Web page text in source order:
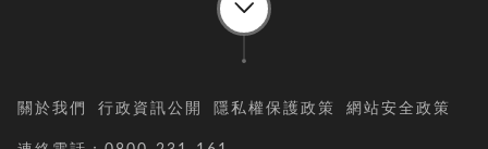
關於我們 行政資訊公開 隱私權保護政策 網站安全政策